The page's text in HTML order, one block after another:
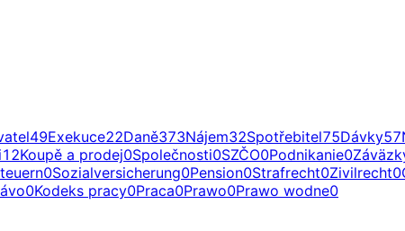
49Exekuce22Daně373Nájem32Spotřebitel75Dávky57
12Koupě a prodej0Společnosti0SZČO0Podnikanie0
0Sozialversicherung0Pension0Strafrecht0Zivilrecht0
0Kodeks pracy0Praca0Prawo0Prawo wodne0